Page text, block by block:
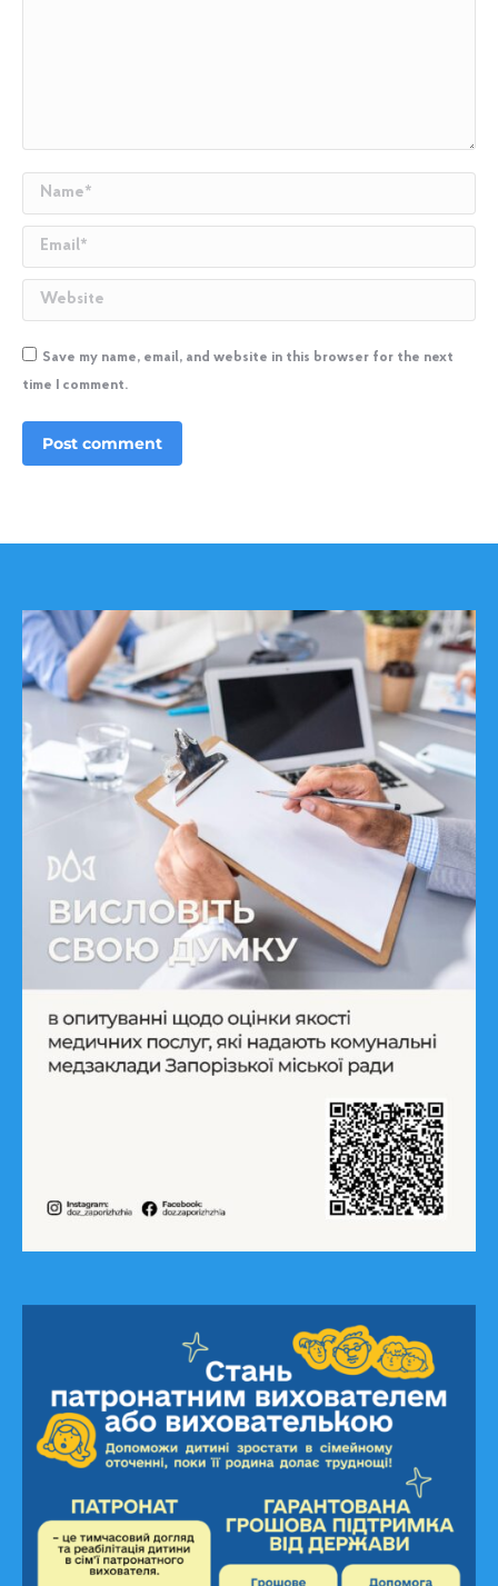
Name *
Email *
Website
Save my name, email, and website in this browser for the next
time I comment.
Post comment